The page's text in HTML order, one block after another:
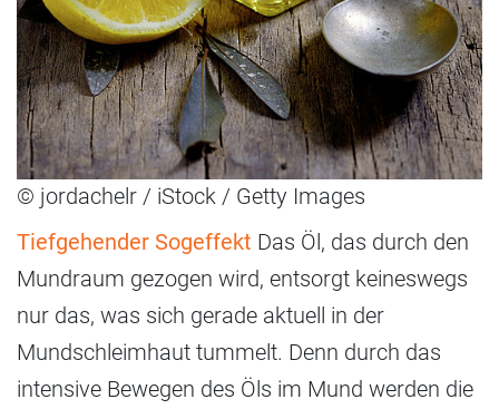
© jordachelr / iStock / Getty Images
Tiefgehender Sogeffekt Das Öl, das durch den
Mundraum gezogen wird, entsorgt keineswegs
nur das, was sich gerade aktuell in der
Mundschleimhaut tummelt. Denn durch das
intensive Bewegen des Öls im Mund werden die